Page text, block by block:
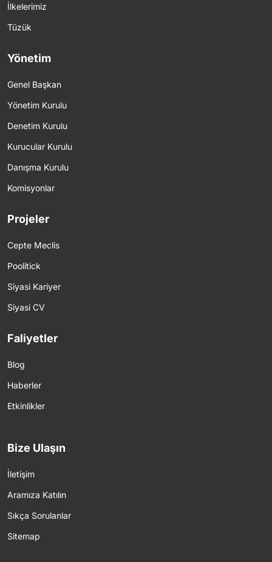
İlkelerimiz
Tüzük
Yönetim
Genel Başkan
Yönetim Kurulu
Denetim Kurulu
Kurucular Kurulu
Danışma Kurulu
Komisyonlar
Projeler
Cepte Meclis
Poolitick
Siyasi Kariyer
Siyasi CV
Faliyetler
Blog
Haberler
Etkinlikler
Bize Ulaşın
İletişim
Aramıza Katılın
Sıkça Sorulanlar
Sitemap